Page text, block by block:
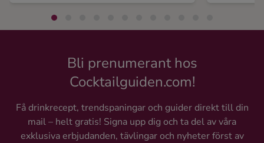
Bli prenumerant hos
Cocktailguiden.com!
Få drinkrecept, trendspaningar och guider direkt till din
mail – helt gratis! Signa upp dig och ta del av våra
exklusiva erbjudanden, tävlingar och nyheter först av